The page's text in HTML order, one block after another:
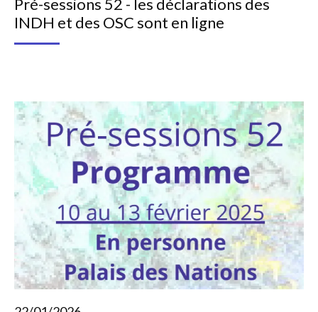
Pré-sessions 52 - les déclarations des
INDH et des OSC sont en ligne